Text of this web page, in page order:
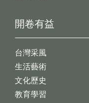
開卷有益
台灣采風
生活藝術
文化歷史
教育學習